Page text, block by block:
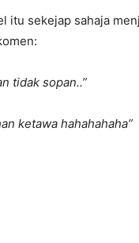
itu sekejap sahaja
tidak sopan..”
ketawa hahahahaha”